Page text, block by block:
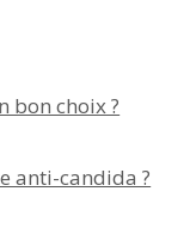
bon choix ?
anti-candida ?